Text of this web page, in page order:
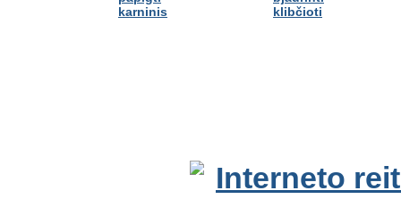
karninis
klibčioti